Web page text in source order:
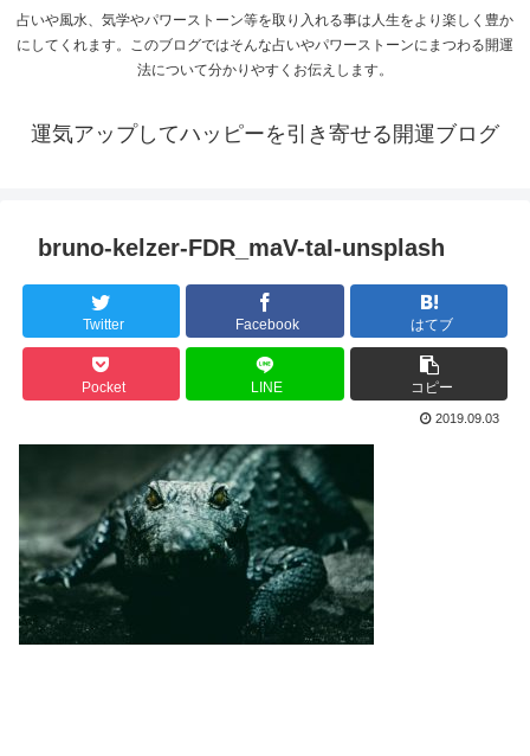
占いや風水、気学やパワーストーン等を取り入れる事は人生をより楽しく豊か
にしてくれます。このブログではそんな占いやパワーストーンにまつわる開運
法について分かりやすくお伝えします。
運気アップしてハッピーを引き寄せる開運ブログ
bruno-kelzer-FDR_maV-taI-unsplash
Twitter Facebook はてブ
Pocket LINE コピー
2019.09.03